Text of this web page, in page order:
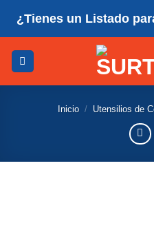
¿Tienes un Listado
Inicio / Utensilios de